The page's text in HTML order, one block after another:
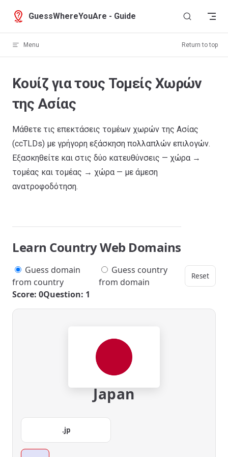
Skip to content
GuessWhereYouAre - Guide
Menu Return to top
Κουίζ για τους Τομείς Χωρών
της Ασίας
Μάθετε τις επεκτάσεις τομέων χωρών της Ασίας
(ccTLDs) με γρήγορη εξάσκηση πολλαπλών επιλογών.
Εξασκηθείτε και στις δύο κατευθύνσεις — χώρα →
τομέας και τομέας → χώρα — με άμεση
ανατροφοδότηση.
Learn Country Web Domains
Guess domain
from country
Guess country
from domain
Reset
Score: 0Question: 1
Japan
.jp